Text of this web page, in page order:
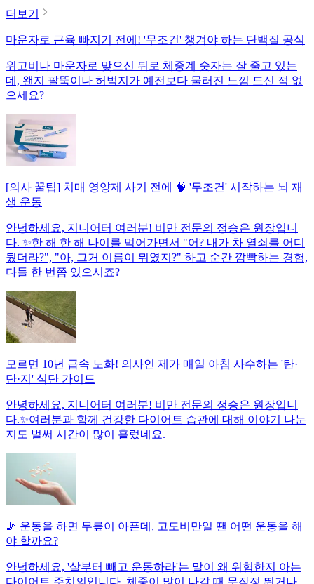
더보기
마운자로 근육 빠지기 전에! '무조건' 챙겨야 하는 단백질 공식
위고비나 마운자로 맞으신 뒤로 체중계 숫자는 잘 줄고 있는
데, 왠지 팔뚝이나 허벅지가 예전보다 물러진 느낌 드신 적 없
으세요?
[의사 꿀팁] 치매 영양제 사기 전에 🧠 '무조건' 시작하는 뇌 재
생 운동
안녕하세요, 지니어터 여러분! 비만 전문의 정승은 원장입니
다. ✨한 해 한 해 나이를 먹어가면서 "어? 내가 차 열쇠를 어디
뒀더라?", "아, 그거 이름이 뭐였지?" 하고 순간 깜빡하는 경험,
다들 한 번쯤 있으시죠?
모르면 10년 급속 노화! 의사인 제가 매일 아침 사수하는 '탄·
단·지' 식단 가이드
안녕하세요, 지니어터 여러분! 비만 전문의 정승은 원장입니
다.✨여러분과 함께 건강한 다이어트 습관에 대해 이야기 나눈
지도 벌써 시간이 많이 흘렀네요.
🦵 운동을 하면 무릎이 아픈데, 고도비만일 땐 어떤 운동을 해
야 할까요?
안녕하세요, '살부터 빼고 운동하라'는 말이 왜 위험한지 아는
다이어트 주치의입니다. 체중이 많이 나갈 때 무작정 뛰거나